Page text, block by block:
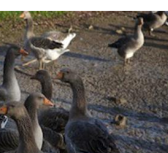
La sieste empêche-t-elle
de dormir la nuit ?